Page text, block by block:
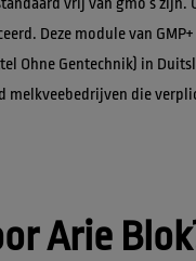
Deze module van
Ohne Gentechnik) in
die
Arie